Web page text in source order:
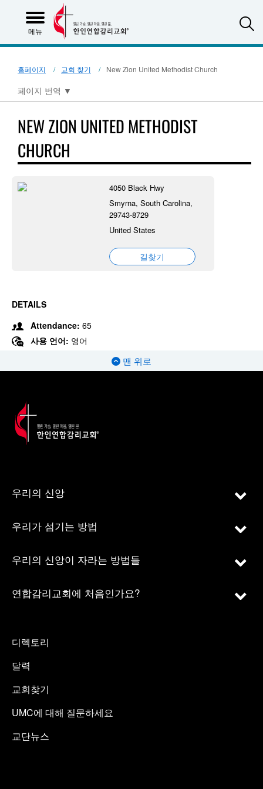
메뉴
홈페이지 교회 찾기 New Zion United Methodist Church
페이지 번역 ▼
NEW ZION UNITED METHODIST
CHURCH
4050 Black Hwy
Smyrna, South Carolina,
29743-8729
United States
길찾기
DETAILS
Attendance: 65
사용 언어: 영어
맨 위로
우리의 신앙
우리가 섬기는 방법
우리의 신앙이 자라는 방법들
연합감리교회에 처음인가요?
디렉토리
달력
교회찾기
UMC에 대해 질문하세요
교단뉴스